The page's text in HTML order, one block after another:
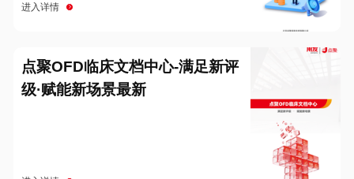
进入详情
点聚OFD临床文档中心-满足新评
级·赋能新场景最新